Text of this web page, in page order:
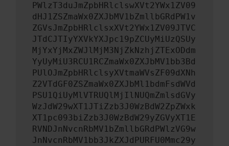
PWlzT3duJmZpbHRlclswXVt2YWx1ZV09
dHJ1ZSZmaWx0ZXJbMV1bZmllbGRdPW1v
ZGVsJmZpbHRlclsxXVt2YWx1ZV09JTVC
JTdCJTIyYXVkYXJpc19pZCUyMiUzQSUy
MjYxYjMxZWJlMjM3NjZkNzhjZTExODdm
YyUyMiU3RCU1RCZmaWx0ZXJbMV1bb3Bd
PUlOJmZpbHRlclsyXVtmaWVsZF09dXNh
Z2VTdGF0ZSZmaWx0ZXJbMl1bdmFsdWVd
PSU1QiUyMlVTRUQlMjIlNUQmZmlsdGVy
WzJdW29wXT1JTiZzb3J0WzBdW2ZpZWxk
XT1pc093biZzb3J0WzBdW29yZGVyXT1E
RVNDJnNvcnRbMV1bZmllbGRdPWlzVG9w
JnNvcnRbMV1bb3JkZXJdPURFU0Mmc29y